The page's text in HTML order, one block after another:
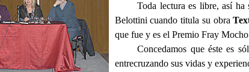
Toda lectura es libre, así
Belottini cuando titula su obra
que fue y es el Premio Fray
Concedamos que éste es
entrecruzando sus vidas y